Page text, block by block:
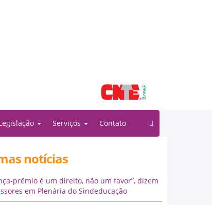
Serviços Contato
notícias
prêmio é um direito, não um favor”, dizem
em Plenária do Sindeducação